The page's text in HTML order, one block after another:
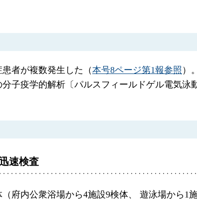
者が複数発生した（本号8ページ第1報参照 ）
子疫学的解析〔パルスフィールドゲル電気泳
速検査
府内公衆浴場から4施設9検体、 遊泳場から1